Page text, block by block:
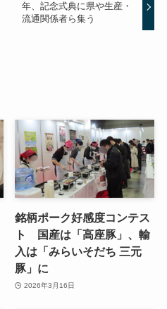
年、記念式典に県や生産・
流通関係者ら集う
銘柄ポーク好感度コンテス
ト 国産は「高座豚」、輸
入は「みらいそだち 三元
豚」に
2026年3月16日